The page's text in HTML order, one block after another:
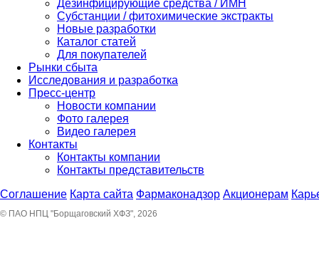
Дезинфицирующие средства / ИМН
Субстанции / фитохимические экстракты
Новые разработки
Каталог статей
Для покупателей
Рынки сбыта
Исследования и разработка
Пресс-центр
Новости компании
Фото галерея
Видео галерея
Контакты
Контакты компании
Контакты представительств
Соглашение Карта сайта Фармаконадзор Акционерам
© ПАО НПЦ "Борщаговский ХФЗ", 2026